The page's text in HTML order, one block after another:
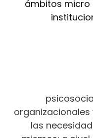
ámbitos micro
las